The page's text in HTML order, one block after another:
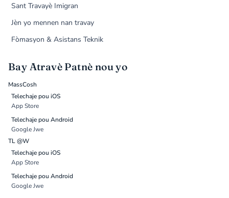
Sant Travayè Imigran
Jèn yo mennen nan travay
Fòmasyon & Asistans Teknik
Bay Atravè Patnè nou yo
MassCosh
Telechaje pou iOS
App Store
Telechaje pou Android
Google Jwe
TL @W
Telechaje pou iOS
App Store
Telechaje pou Android
Google Jwe